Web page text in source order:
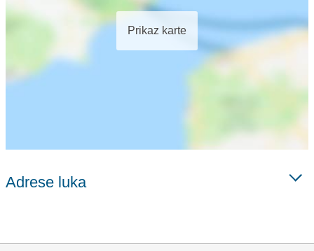
Prikaz karte
Adrese luka